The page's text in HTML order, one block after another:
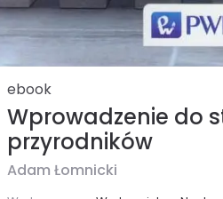
ebook
Wprowadzenie do
przyrodników
Adam Łomnicki